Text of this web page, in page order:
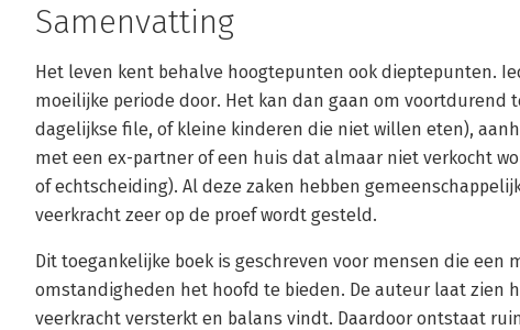
Samenvatting
Het leven kent behalve hoogtepunten ook dieptepunten.
moeilijke periode door. Het kan dan gaan om voortdurend
dagelijkse file, of kleine kinderen die niet willen eten),
met een ex-partner of een huis dat almaar niet verkocht
of echtscheiding). Al deze zaken hebben
veerkracht zeer op de proef wordt gesteld.
Dit toegankelijke boek is geschreven voor mensen die een
omstandigheden het hoofd te bieden. De auteur laat zien
veerkracht versterkt en balans vindt. Daardoor ontstaat